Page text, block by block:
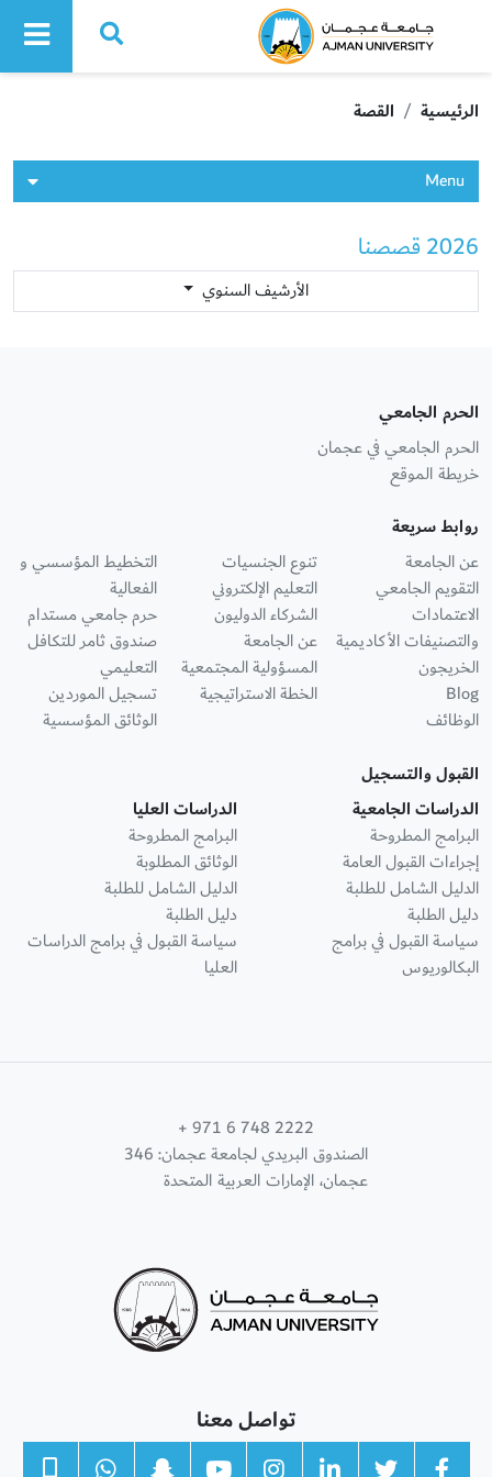
Ajman University
الرئيسية القصة
Menu
2026 قصصنا
الأرشيف السنوي
الحرم الجامعي
الحرم الجامعي في عجمان
خريطة الموقع
روابط سريعة
عن الجامعة
التقويم الجامعي
الاعتمادات
والتصنيفات الأكاديمية
الخريجون
Blog
الوظائف
تنوع الجنسيات
التعليم الإلكتروني
الشركاء الدوليون
عن الجامعة
المسؤولية المجتمعية
الخطة الاستراتيجية
التخطيط المؤسسي و
الفعالية
حرم جامعي مستدام
صندوق ثامر للتكافل
التعليمي
تسجيل الموردين
الوثائق المؤسسية
القبول والتسجيل
الدراسات الجامعية
البرامج المطروحة
إجراءات القبول العامة
الدليل الشامل للطلبة
دليل الطلبة
سياسة القبول في برامج
البكالوريوس
الدراسات العليا
البرامج المطروحة
الوثائق المطلوبة
الدليل الشامل للطلبة
دليل الطلبة
سياسة القبول في برامج الدراسات
العليا
+ 971 6 748 2222
الصندوق البريدي لجامعة عجمان: 346
عجمان، الإمارات العربية المتحدة
تواصل معنا